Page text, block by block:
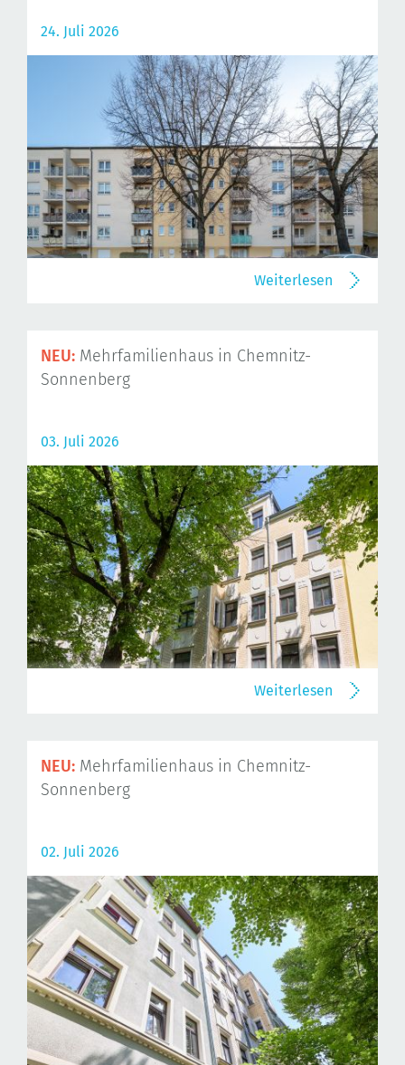
24. Juli 2026
Weiterlesen
NEU: Mehrfamilienhaus in Chemnitz-
Sonnenberg
03. Juli 2026
Weiterlesen
NEU: Mehrfamilienhaus in Chemnitz-
Sonnenberg
02. Juli 2026